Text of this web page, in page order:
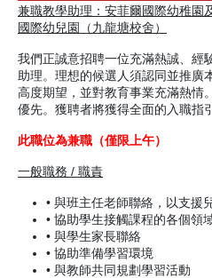
兼職教學助理：安菲爾國際幼稚園
國際幼兒園（九龍塘校舍）
我們正誠意招聘一位充滿熱誠、經
助理。理想的候選人須認同並推廣
高度期望，並對教育事業充滿熱情
優先。獲聘者將獲得全面的入職指
此職位為兼職（僅限上午）
一般職務 / 職責
• 與班主任老師聯絡，以支援
• 協助學生接觸課程的各個領
• 與學生家長聯絡
• 協助準備學習環境
• 與教師共同規劃學習活動